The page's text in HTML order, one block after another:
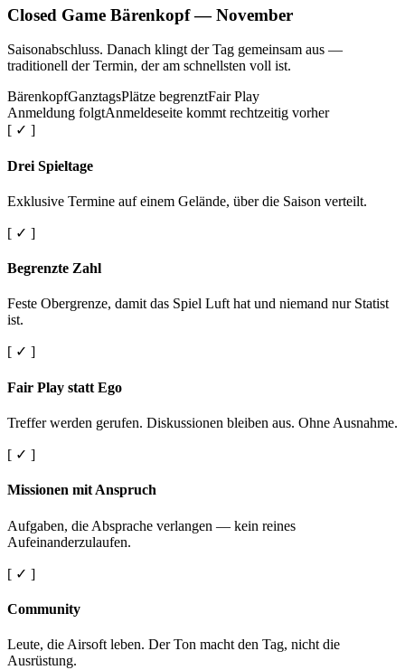
Closed Game Bärenkopf — November
Saisonabschluss. Danach klingt der Tag gemeinsam aus —
traditionell der Termin, der am schnellsten voll ist.
BärenkopfGanztagsPlätze begrenztFair Play
Anmeldung folgtAnmeldeseite kommt rechtzeitig vorher
[ ✓ ]
Drei Spieltage
Exklusive Termine auf einem Gelände, über die Saison verteilt.
[ ✓ ]
Begrenzte Zahl
Feste Obergrenze, damit das Spiel Luft hat und niemand nur Statist
ist.
[ ✓ ]
Fair Play statt Ego
Treffer werden gerufen. Diskussionen bleiben aus. Ohne Ausnahme.
[ ✓ ]
Missionen mit Anspruch
Aufgaben, die Absprache verlangen — kein reines
Aufeinanderzulaufen.
[ ✓ ]
Community
Leute, die Airsoft leben. Der Ton macht den Tag, nicht die
Ausrüstung.